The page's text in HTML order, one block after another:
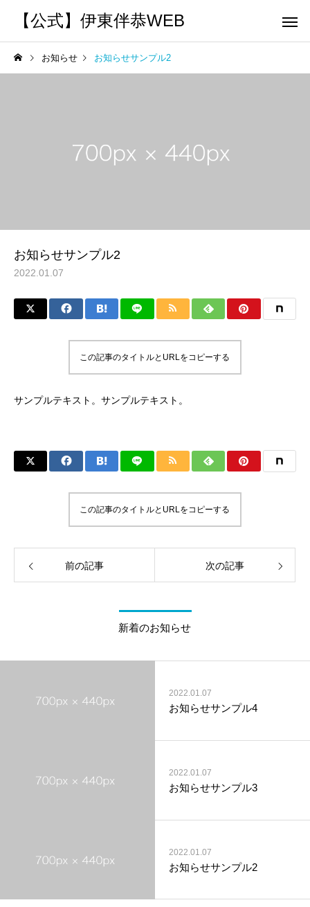
【公式】伊東伴恭WEB
トレーナーとして
痩せますか？｜元日本王者
が消費カロリーと週の回数
で答えます
び方｜失敗しない7つの
お知らせ お知らせサンプル2
お知らせサンプル2
2022.01.07
この記事のタイトルとURLをコピーする
サンプルテキスト。サンプルテキスト。
この記事のタイトルとURLをコピーする
前の記事 次の記事
新着のお知らせ
2022.01.07
お知らせサンプル4
2022.01.07
お知らせサンプル3
2022.01.07
お知らせサンプル2